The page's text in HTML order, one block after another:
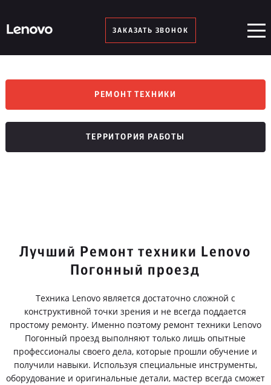
ЗАКАЗАТЬ ЗВОНОК
РЕМОНТ ТЕХНИКИ
ТЕРРИТОРИЯ РАБОТЫ
Лучший Ремонт техники Lenovo
Погонный проезд
Техника Lenovo является достаточно сложной с
конструктивной точки зрения и не всегда поддается
простому ремонту. Именно поэтому ремонт техники Lenovo
Погонный проезд выполняют только лишь опытные
профессионалы своего дела, которые прошли обучение и
получили навыки. Используя специальные инструменты,
оборудование и оригинальные детали, мастер всегда сможет